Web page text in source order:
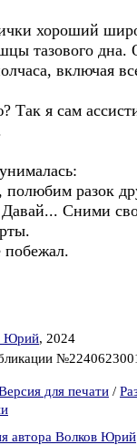
хороший
тазового дна.
включая
Так я сам
разок
Давай... Сними
Юрий, 2024
для печати /
автора Волков Юрий